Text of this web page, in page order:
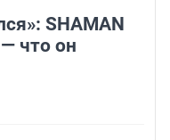
SHAMAN
что он